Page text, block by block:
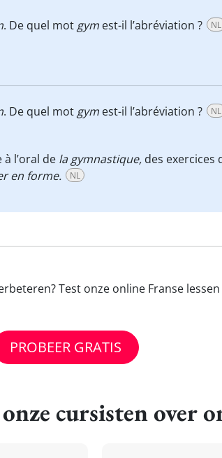
. De quel mot gym est-il l’abréviation ? NL
. De quel mot gym est-il l’abréviation ? NL
l’oral de la gymnastique, des exercices
en forme. NL
Test onze online Franse
PROBEER GRATIS
cursisten over